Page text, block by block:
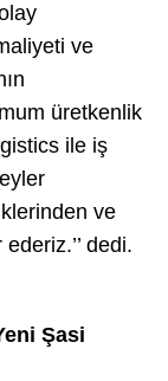
ve
üretkenlik
ile iş
ve
dedi.
Şasi